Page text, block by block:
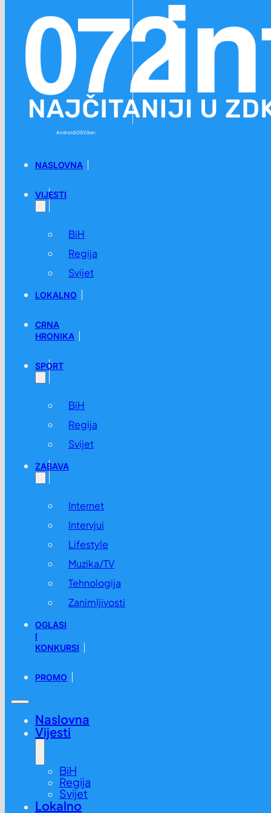
AndroidiOSViber
NASLOVNA
VIJESTI
BiH
Regija
Svijet
LOKALNO
CRNA
HRONIKA
SPORT
BiH
Regija
Svijet
ZABAVA
Internet
Intervjui
Lifestyle
Muzika/TV
Tehnologija
Zanimljivosti
OGLASI
I
KONKURSI
PROMO
Naslovna
Vijesti
BiH
Regija
Svijet
Lokalno